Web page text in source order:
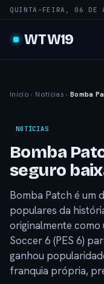
QUINTA-FEIRA, 06 DE
WTW19
Início › Notícias › Bomba
NOTÍCIAS
Bomba
seguro
Bomba Patch é um
populares da
originalmente como
Soccer 6 (PES 6)
ganhou
franquia própria,